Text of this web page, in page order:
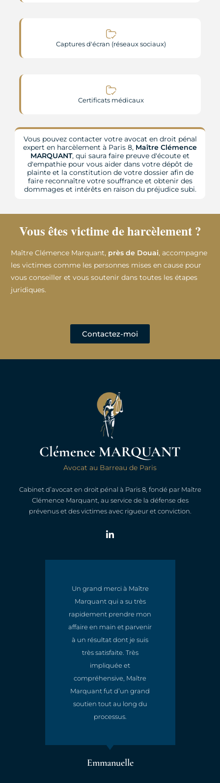
Captures d'écran (réseaux sociaux)
Certificats médicaux
Vous pouvez contacter votre avocat en droit pénal
expert en harcèlement à Paris 8, Maître Clémence
MARQUANT, qui saura faire preuve d'écoute et
d'empathie pour vous aider dans votre dépôt de
plainte et la constitution de votre dossier afin de
faire reconnaître votre souffrance et obtenir des
dommages et intérêts en raison du préjudice subi.
Vous êtes victime de harcèlement ?
Maître Clémence Marquant, près de Douai, accompagne
les victimes comme les personnes mises en cause pour
vous conseiller et vous soutenir dans toutes les étapes
juridiques.
Contactez-moi
Clémence MARQUANT
Avocat au Barreau de Paris
Cabinet d’avocat en droit pénal à Paris 8, fondé par Maître
Clémence Marquant, au service de la défense des
prévenus et des victimes avec rigueur et conviction.
Un grand merci à Maître
Marquant qui a su très
rapidement prendre mon
affaire en main et parvenir
à un résultat dont je suis
très satisfaite. Très
impliquée et
compréhensive, Maître
Marquant fut d’un grand
soutien tout au long du
processus.
Emmanuelle